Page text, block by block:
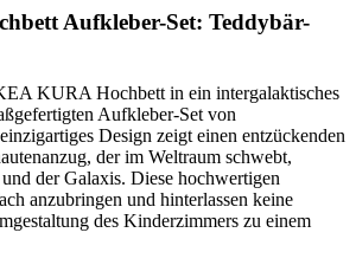
Aufkleber-Set: Teddybär-
KURA Hochbett in ein intergalaktisches
Aufkleber-Set von
Design zeigt einen entzückenden
der im Weltraum schwebt,
der Galaxis. Diese hochwertigen
anzubringen und hinterlassen keine
des Kinderzimmers zu einem